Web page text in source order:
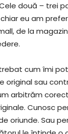
două – trei
eu am
de la
cum îmi
original sau
arbitrăm
Cunosc
oriunde. Sau